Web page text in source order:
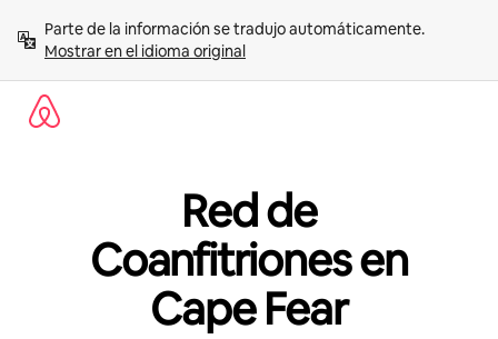
contenidoMostrar en el idioma original
Red de
Coanfitriones en
Cape Fear